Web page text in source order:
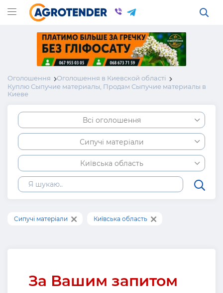
Оголошення
Оголошення в Киевской області
Куплю Сыпучие материалы, Продам Сыпучие материалы в
Киеве
Всі оголошення
Сипучі матеріали
Київська область
Сипучі матеріали Київська область
За Вашим запитом